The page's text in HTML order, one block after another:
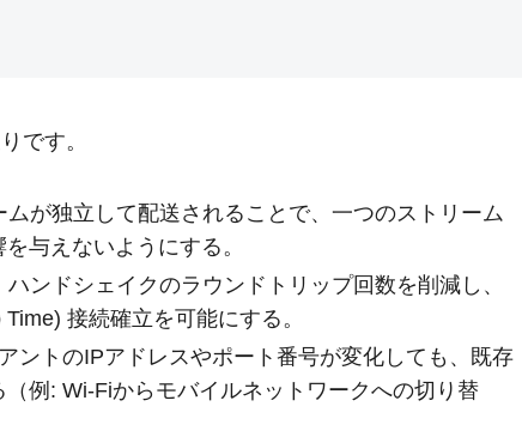
です。
ムが独立して配送されることで、一つのストリーム
与えないようにする。
ンドシェイクのラウンドトリップ回数を削減し、
接続確立を可能にする。
ントのIPアドレスやポート番号が変化しても、既存
例: Wi-Fiからモバイルネットワークへの切り替